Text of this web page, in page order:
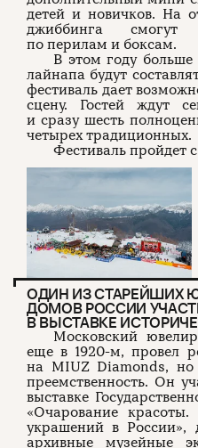
детей и новичков. На
джиббинга смогут
по перилам и боксам.
В этом году
лайнапа будут
фестиваль дает
сцену. Гостей ждут
и сразу шесть
четырех традиционных.
Фестиваль пройдет
ОДИН ИЗ СТАРЕЙШИХ
ДОМОВ РОССИИ
В ВЫСТАВКЕ
Московский
еще в 1920-м, провел
на MIUZ Diamonds, но
преемственность. Он
выставке
«Очарование
украшений в России»,
архивные музейные